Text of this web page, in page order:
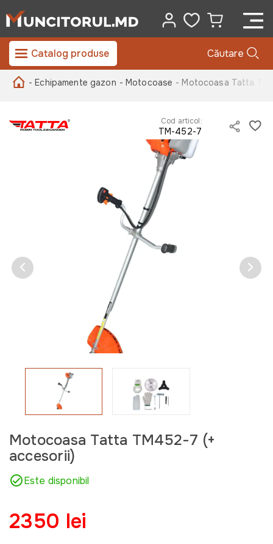
Catalog produse Căutare
- Echipamente gazon - Motocoase - Motocoasa Tatta
Cod articol:
TM-452-7
Motocoasa Tatta TM452-7 (+
accesorii)
Este disponibil
2350 lei